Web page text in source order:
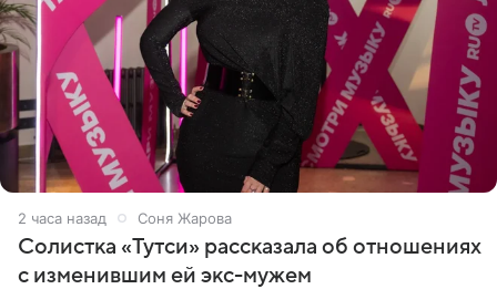
2 часа назад Соня Жарова
Солистка «Тутси» рассказала об отношениях
с изменившим ей экс-мужем